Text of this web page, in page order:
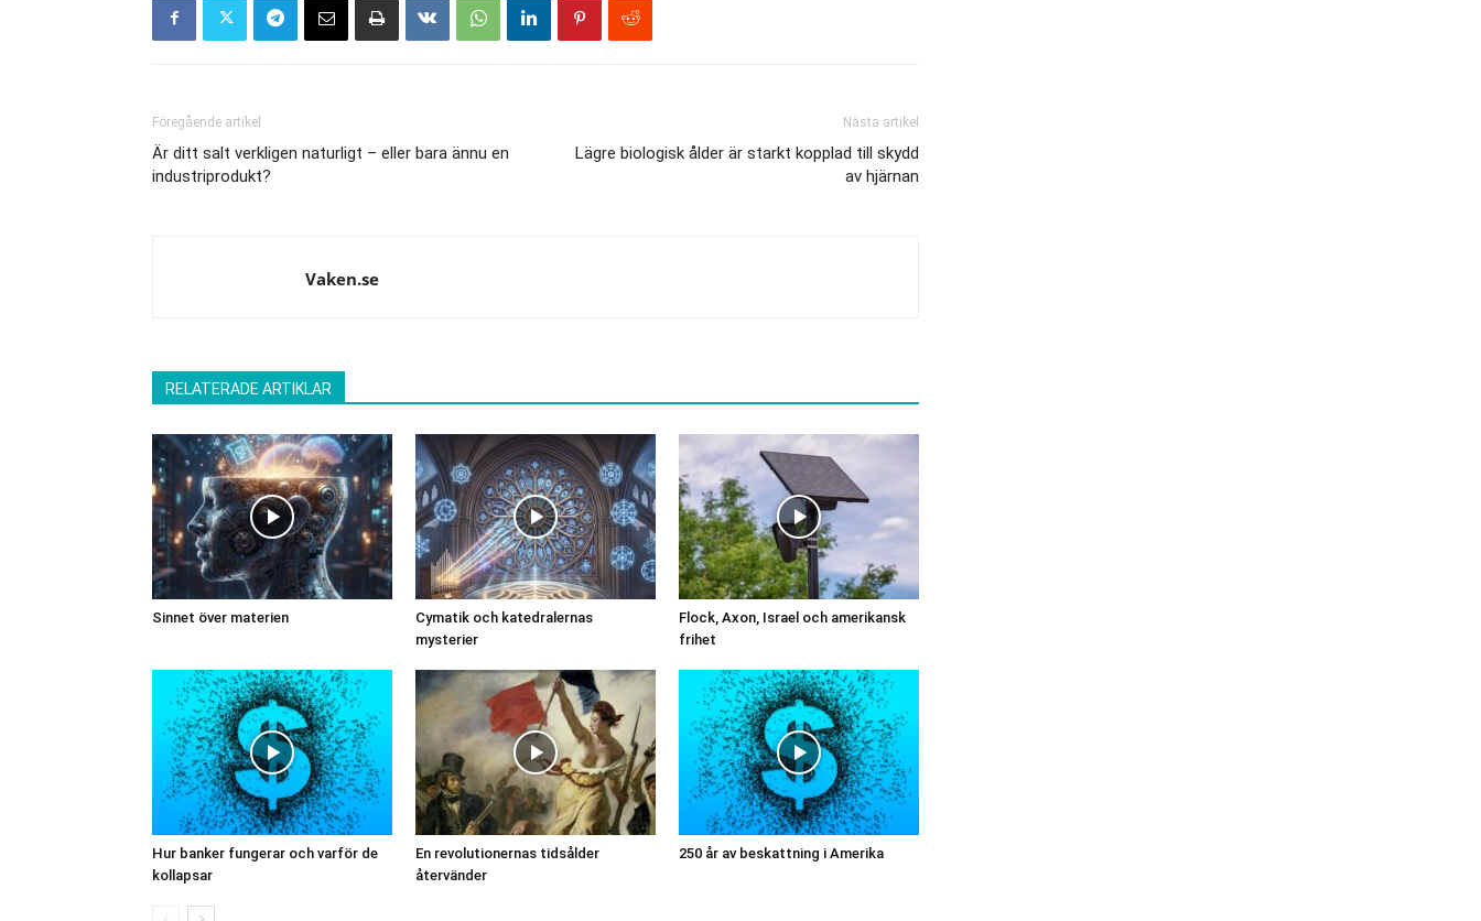
Föregående artikel
Är ditt salt verkligen naturligt – eller bara ännu en
industriprodukt?
Nästa artikel
Lägre biologisk ålder är starkt kopplad till skydd
av hjärnan
Vaken.se
RELATERADE ARTIKLAR
Sinnet över materien
Cymatik och katedralernas
mysterier
Flock, Axon, Israel och amerikansk
frihet
Hur banker fungerar och varför de
kollapsar
En revolutionernas tidsålder
återvänder
250 år av beskattning i Amerika